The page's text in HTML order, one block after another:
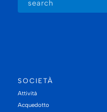
SOCIETÀ
Attività
Acquedotto